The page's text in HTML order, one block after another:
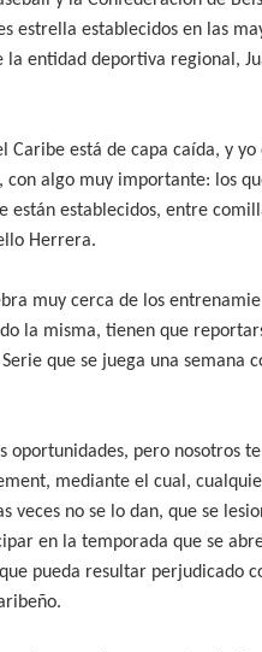
estrella establecidos en las
entidad deportiva regional,
Caribe está de capa caída, y yo
algo muy importante: los
establecidos, entre
Herrera.
muy cerca de los
la misma, tienen que
que se juega una semana
oportunidades, pero nosotros
mediante el cual,
veces no se lo dan, que se
en la temporada que se
pueda resultar perjudicado